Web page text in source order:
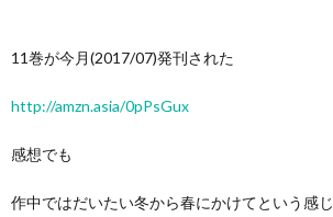
11巻が今月(2017/07)発刊された
http://amzn.asia/0pPsGux
感想でも
作中ではだいたい冬から春にかけてという感じ